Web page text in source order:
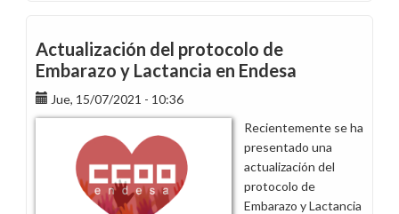
la
cuarta
reunión
del
período
de
consultas
de
Interoperabilidad
Actualización del protocolo de
Embarazo y Lactancia en Endesa
Jue, 15/07/2021 - 10:36
Recientemente se ha
presentado una
actualización del
protocolo de
Embarazo y Lactancia